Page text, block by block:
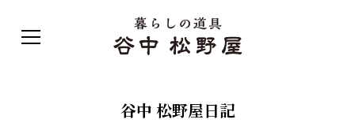
谷中 松野屋日記